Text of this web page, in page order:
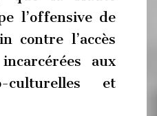
l’offensive de
contre l’accès
aux
culturelles et